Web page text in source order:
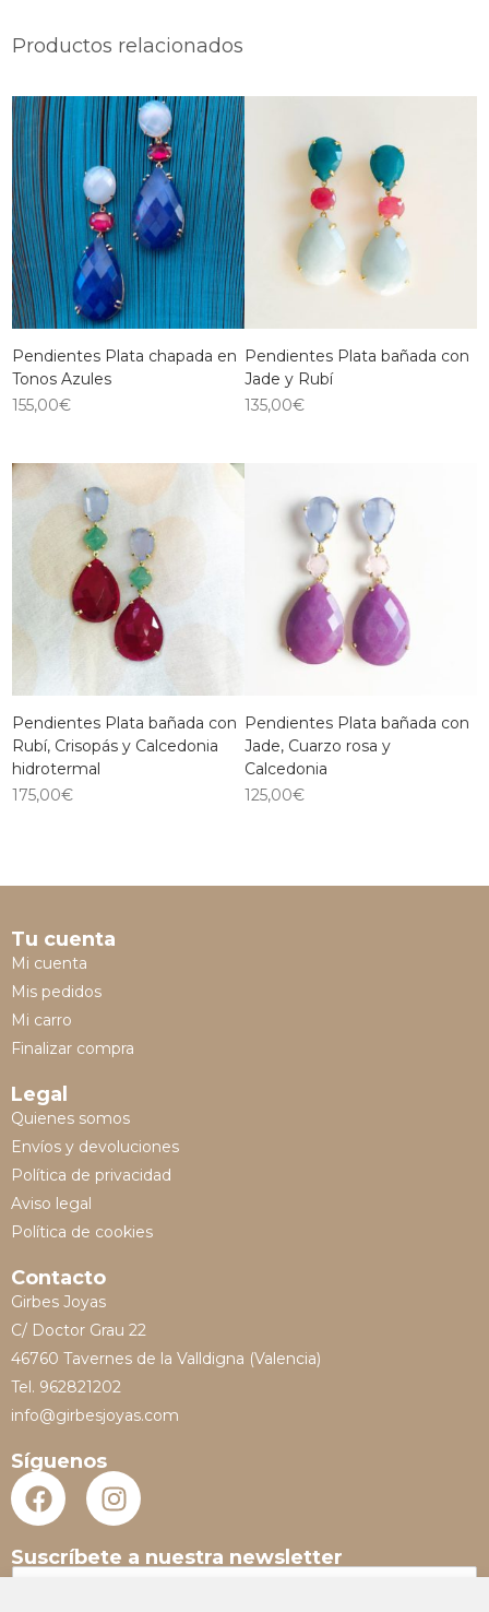
Productos relacionados
Pendientes Plata chapada en
Tonos Azules
155,00€
Pendientes Plata bañada con
Jade y Rubí
135,00€
Pendientes Plata bañada con
Rubí, Crisopás y Calcedonia
hidrotermal
175,00€
Pendientes Plata bañada con
Jade, Cuarzo rosa y
Calcedonia
125,00€
Tu cuenta
Mi cuenta
Mis pedidos
Mi carro
Finalizar compra
Legal
Quienes somos
Envíos y devoluciones
Política de privacidad
Aviso legal
Política de cookies
Contacto
Girbes Joyas
C/ Doctor Grau 22
46760 Tavernes de la Valldigna (Valencia)
Tel. 962821202
info@girbesjoyas.com
Síguenos
Suscríbete a nuestra newsletter
N